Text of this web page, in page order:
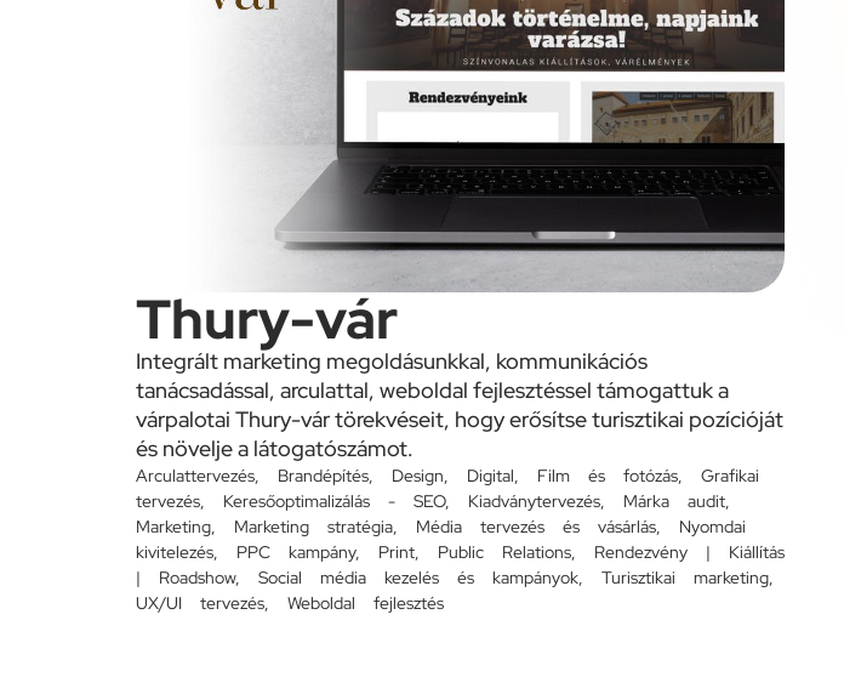
Thury-vár
Integrált marketing megoldásunkkal, kommunikációs
tanácsadással, arculattal, weboldal fejlesztéssel támogattuk a
várpalotai Thury-vár törekvéseit, hogy erősítse turisztikai pozícióját
és növelje a látogatószámot.
Arculattervezés, Brandépítés, Design, Digital, Film és fotózás, Grafikai
tervezés, Keresőoptimalizálás - SEO, Kiadványtervezés, Márka audit,
Marketing, Marketing stratégia, Média tervezés és vásárlás, Nyomdai
kivitelezés, PPC kampány, Print, Public Relations, Rendezvény | Kiállítás
| Roadshow, Social média kezelés és kampányok, Turisztikai marketing,
UX/UI tervezés, Weboldal fejlesztés